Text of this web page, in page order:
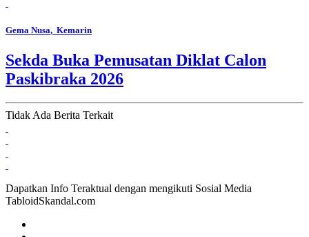
Gema Nusa, Kemarin
Sekda Buka Pemusatan Diklat Calon
Paskibraka 2026
Tidak Ada Berita Terkait
Dapatkan Info Teraktual dengan mengikuti Sosial Media
TabloidSkandal.com